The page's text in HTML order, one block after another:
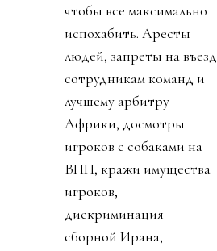
чтобы все максимально
испохабить. Аресты
людей, запреты на въезд
сотрудникам команд и
лучшему арбитру
Африки, досмотры
игроков с собаками на
ВПП, кражи имущества
игроков,
дискриминация
сборной Ирана,